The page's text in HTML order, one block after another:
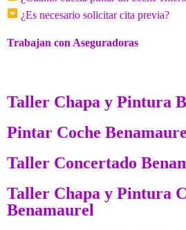
¿Es necesario solicitar cita previa?
Trabajan con Aseguradoras
Taller Chapa y Pintura
Pintar Coche
Taller Concertado
Taller Chapa y Pintura
Benamaurel